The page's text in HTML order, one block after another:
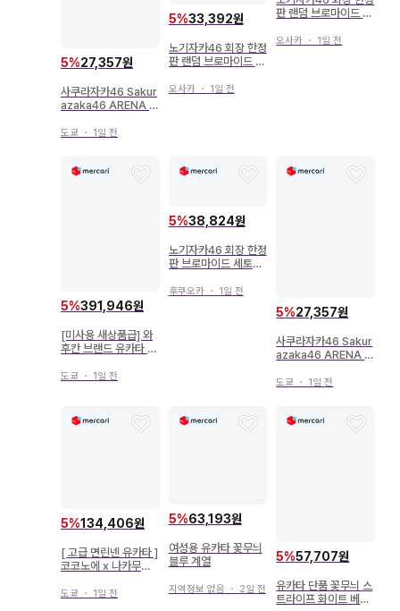
5%27,357원
사쿠라자카46 Sakur
azaka46 ARENA T
t's lonesome?- 나
도쿄 ・ 1일 전
5%33,392원
노기자카46 회장 한정
판 랜덤 브로마이드 오
ly-II 유카타 5종 컴프
오사카・ 1일 전
판 랜덤 브로마이드 이
-II 유카타 3종 컴프
오사카 ・ 1일 전
5%391,946원
[미사용 새상품급] 와
후칸 브랜드 유카타 세
단의 기모노 후리후
도쿄 ・ 1일 전
5%38,824원
노기자카46 회장 한정
판 브로마이드 세토구
-II 유카타 3장 컴프
후쿠오카・ 1일 전
5%27,357원
사쿠라자카46 Sakur
azaka46 ARENA T
t's lonesome?- 모
도쿄 ・ 1일 전
5%134,406원
[ 고급 면린넨 유카타 ]
코코노에 x 나카무라
품 레어! 어른의 가련
도쿄 ・ 1일 전
5%63,193원
여성용 유카타 꽃무늬
블루 계열
지역정보 없음 ・ 2일 전
5%57,707원
유카타 단품 꽃무늬 스
트라이프 화이트 베이